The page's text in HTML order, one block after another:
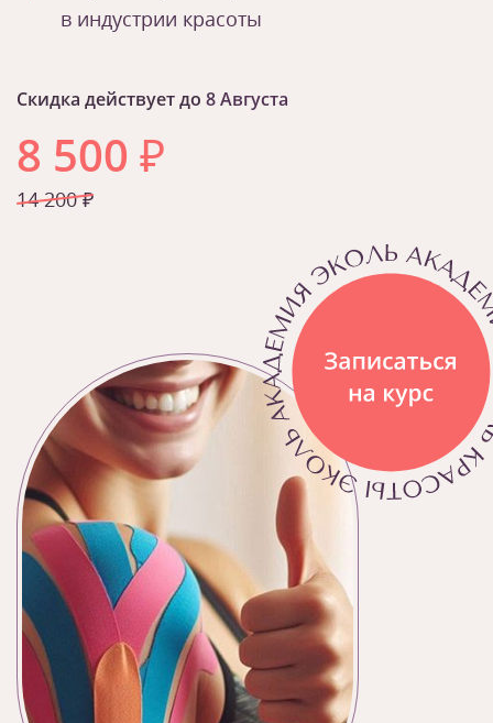
в индустрии красоты
Скидка действует до 8 Августа
8 500 ₽
14 200 ₽